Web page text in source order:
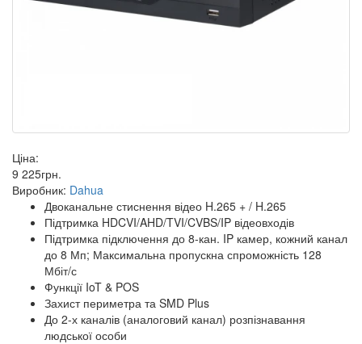
Ціна:
9 225грн.
Виробник: Dahua
Двоканальне стиснення відео H.265 + / H.265
Підтримка HDCVI/AHD/TVI/CVBS/IP відеовходів
Підтримка підключення до 8-кан. IP камер, кожний канал
до 8 Мп; Максимальна пропускна спроможність 128
Мбіт/с
Функції IoT & POS
Захист периметра та SMD Plus
До 2-х каналів (аналоговий канал) розпізнавання
людської особи